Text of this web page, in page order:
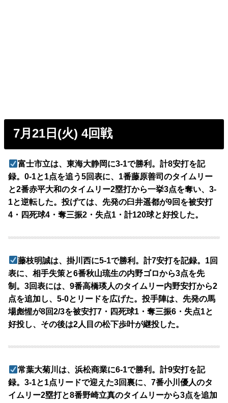
7月21日(火) 4回戦
富士市立は、東海大静岡に3-1で勝利。計8安打を記
録。0-1と1点を追う5回表に、1番藤原善司のタイムリー
と2番赤平大和のタイムリー2塁打から一挙3点を奪い、3-
1と逆転した。投げては、先発の臼井遥都が9回を被安打
4・四死球4・奪三振2・失点1・計120球と好投した。
藤枝明誠は、掛川西に5-1で勝利。計7安打を記録。1回
表に、相手失策と6番秋山琉生の内野ゴロから3点を先
制。3回表には、9番高橋瑛人のタイムリー内野安打から2
点を追加し、5-0とリードを広げた。投手陣は、先発の馬
場彪惺が8回2/3を被安打7・四死球1・奪三振6・失点1と
好投し、その後は2人目の松下歩叶が継投した。
常葉大菊川は、浜松商業に6-1で勝利。計9安打を記
録。3-1と1点リードで迎えた3回裏に、7番小川優人のタ
イムリー2塁打と8番野崎立真のタイムリーから3点を追加